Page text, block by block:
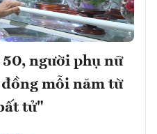
người phụ nữ
mỗi năm từ
tử"